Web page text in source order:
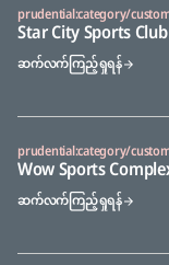
prudential:category/
Star City Sports Club
ဆက်လက်ကြည့်ရှုရန်
prudential:category/
Wow Sports
ဆက်လက်ကြည့်ရှုရန်